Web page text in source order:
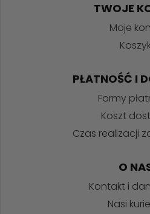
TWOJE
Moje
PŁATNOŚĆ I
Formy
Koszt
Czas realizacji
O
Kontakt i
Nasi